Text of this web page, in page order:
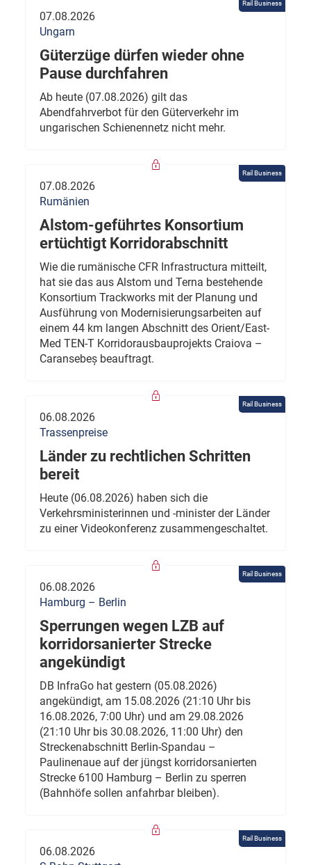
Rail Business
07.08.2026
Ungarn
Güterzüge dürfen wieder ohne
Pause durchfahren
Ab heute (07.08.2026) gilt das
Abendfahrverbot für den Güterverkehr im
ungarischen Schienennetz nicht mehr.
Rail Business
07.08.2026
Rumänien
Alstom-geführtes Konsortium
ertüchtigt Korridorabschnitt
Wie die rumänische CFR Infrastructura mitteilt,
hat sie das aus Alstom und Terna bestehende
Konsortium Trackworks mit der Planung und
Ausführung von Modernisierungsarbeiten auf
einem 44 km langen Abschnitt des Orient/East-
Med TEN-T Korridorausbauprojekts Craiova –
Caransebeș beauftragt.
Rail Business
06.08.2026
Trassenpreise
Länder zu rechtlichen Schritten
bereit
Heute (06.08.2026) haben sich die
Verkehrsministerinnen und -minister der Länder
zu einer Videokonferenz zusammengeschaltet.
Rail Business
06.08.2026
Hamburg – Berlin
Sperrungen wegen LZB auf
korridorsanierter Strecke
angekündigt
DB InfraGo hat gestern (05.08.2026)
angekündigt, am 15.08.2026 (21:10 Uhr bis
16.08.2026, 7:00 Uhr) und am 29.08.2026
(21:10 Uhr bis 30.08.2026, 11:00 Uhr) den
Streckenabschnitt Berlin-Spandau –
Paulinenaue auf der jüngst korridorsanierten
Strecke 6100 Hamburg – Berlin zu sperren
(Bahnhöfe sollen anfahrbar bleiben).
Rail Business
06.08.2026